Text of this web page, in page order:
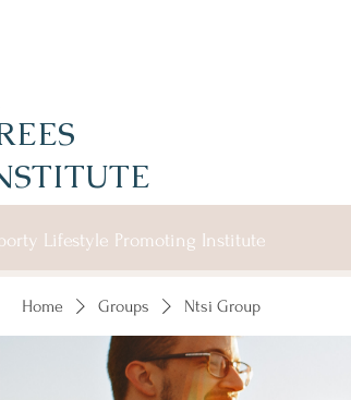
Lifestyle Promoting Institute
Home Groups Ntsi Group